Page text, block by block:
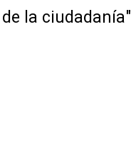
la ciudadanía"